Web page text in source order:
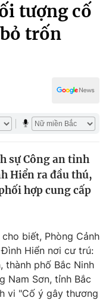
tượng cố
trốn
sự Công an tỉnh
Hiển ra đầu thú,
hợp cung cấp
biết, Phòng Cảnh
Hiển nơi cư trú:
thành phố Bắc Ninh
Nam Sơn, tỉnh Bắc
vi "Cố ý gây thương